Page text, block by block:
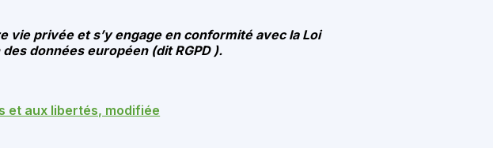
vie privée et s’y engage en conformité avec la Loi
données européen (dit RGPD ).
et aux libertés, modifiée